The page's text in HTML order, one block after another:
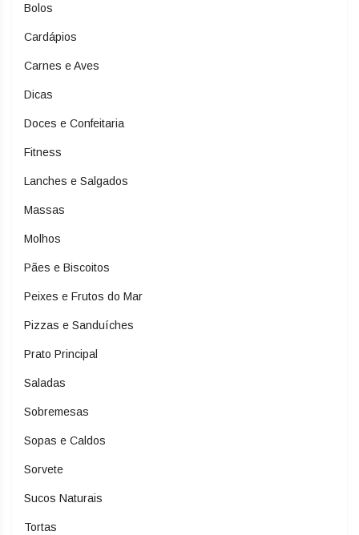
Bolos
Cardápios
Carnes e Aves
Dicas
Doces e Confeitaria
Fitness
Lanches e Salgados
Massas
Molhos
Pães e Biscoitos
Peixes e Frutos do Mar
Pizzas e Sanduíches
Prato Principal
Saladas
Sobremesas
Sopas e Caldos
Sorvete
Sucos Naturais
Tortas